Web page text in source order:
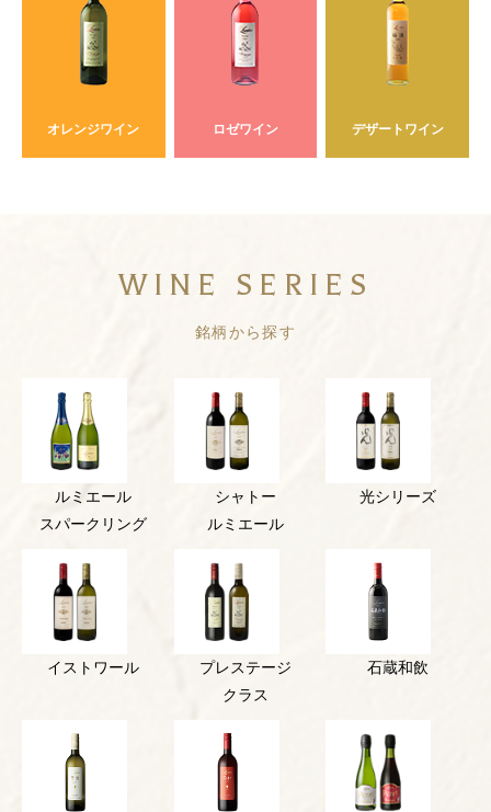
オレンジワイン ロゼワイン デザートワイン
WINE SERIES
銘柄から探す
ルミエール
スパークリング
シャトー
ルミエール
光シリーズ
イストワール
プレステージ
クラス
石蔵和飲